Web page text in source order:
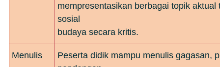
mempresentasikan berbagai topik aktual
sosial
budaya secara kritis.
Menulis
Peserta didik mampu menulis gagasan,